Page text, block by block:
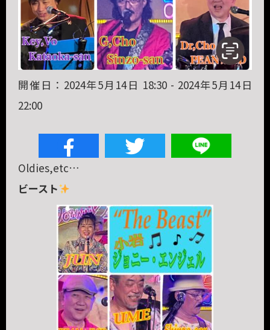
開催日：2024年5月14日 18:30 - 2024年5月14日
22:00
Oldies,etc…
ビースト